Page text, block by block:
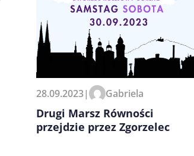
dane w tej przeglądarce podczas pisania
28.09.2023| Gabriela
Drugi Marsz Równości
przejdzie przez Zgorzelec